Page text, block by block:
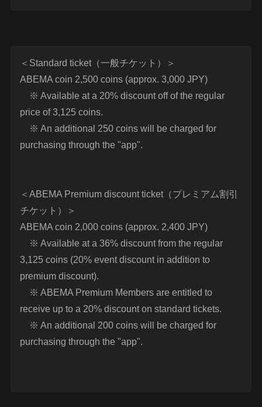
＜Standard ticket（一般チケット）＞
ABEMA coin 2,500 coins (approx. 3,000 JPY)
※ Available at a 20% discount off of the regular
price of 3,125 coins.
※ An additional 250 coins will be charged for
purchasing through the "app".
＜ABEMA Premium discount ticket（プレミアム割引
チケット）＞
ABEMA coin 2,000 coins (approx. 2,400 JPY)
※ Available at a 36% discount from the regular
3,125 coins (20% event discount in addition to
premium discount).
※ ABEMA Premium Members are entitled to
receive up to a 20% discount on standard tickets.
※ An additional 200 coins will be charged for
purchasing through the "app".